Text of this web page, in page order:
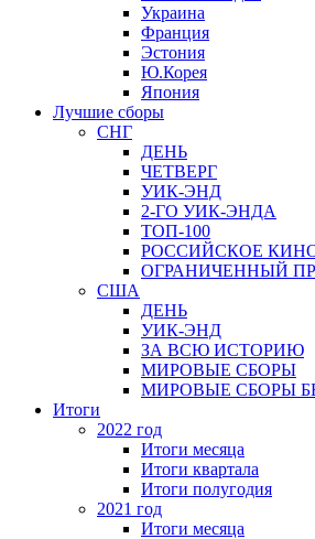
Украина
Франция
Эстония
Ю.Корея
Япония
Лучшие сборы
СНГ
ДЕНЬ
ЧЕТВЕРГ
УИК-ЭНД
2-ГО УИК-ЭНДА
ТОП-100
РОССИЙСКОЕ
ОГРАНИЧЕННЫЙ
США
ДЕНЬ
УИК-ЭНД
ЗА ВСЮ ИСТОРИЮ
МИРОВЫЕ СБОРЫ
МИРОВЫЕ СБОРЫ
Итоги
2022 год
Итоги месяца
Итоги квартала
Итоги полугодия
2021 год
Итоги месяца